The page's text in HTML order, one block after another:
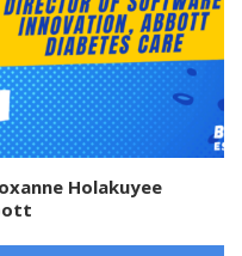
Holakuyee